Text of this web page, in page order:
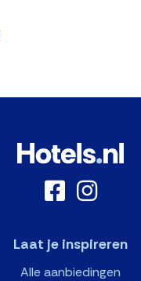
Laat je inspireren
Alle aanbiedingen